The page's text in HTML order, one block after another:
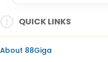
SLOT ONLINE
SLOT GACOR
SLOT GACOR HARI INI
SLOT OLYMPUS
QUICK LINKS
About 88Giga